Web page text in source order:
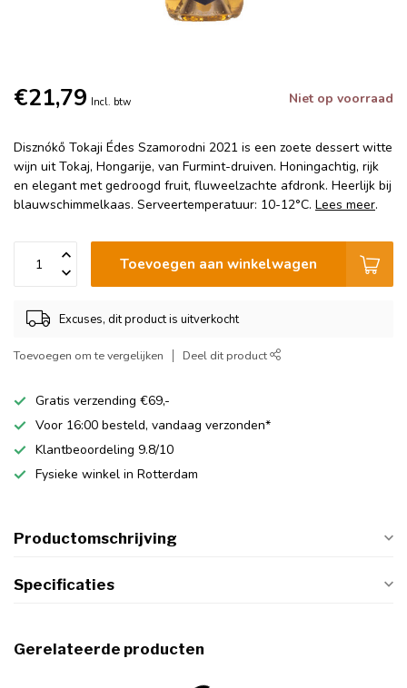
€21,79 Incl. btw Niet op voorraad
Disznókő Tokaji Édes Szamorodni 2021 is een zoete dessert witte
wijn uit Tokaj, Hongarije, van Furmint-druiven. Honingachtig, rijk
en elegant met gedroogd fruit, fluweelzachte afdronk. Heerlijk bij
blauwschimmelkaas. Serveertemperatuur: 10-12°C. Lees meer.
Toevoegen aan winkelwagen
Excuses, dit product is uitverkocht
Toevoegen om te vergelijken Deel dit product
Gratis verzending €69,-
Voor 16:00 besteld, vandaag verzonden*
Klantbeoordeling 9.8/10
Fysieke winkel in Rotterdam
Productomschrijving
Specificaties
Gerelateerde producten